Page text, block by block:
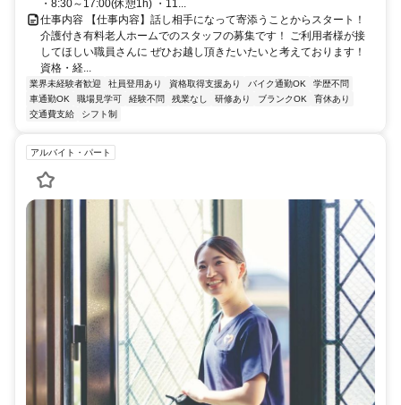
・8:30～17:00(休憩1h) ・11...
仕事内容 【仕事内容】話し相手になって寄添うことからスタート！
介護付き有料老人ホームでのスタッフの募集です！ ご利用者様が接
してほしい職員さんに ぜひお越し頂きたいたいと考えております！
資格・経...
業界未経験者歓迎 社員登用あり 資格取得支援あり バイク通勤OK
学歴不問
車通勤OK
職場見学可 経験不問 残業なし 研修あり ブランクOK
育休あり
交通費支給
シフト制
アルバイト・パート